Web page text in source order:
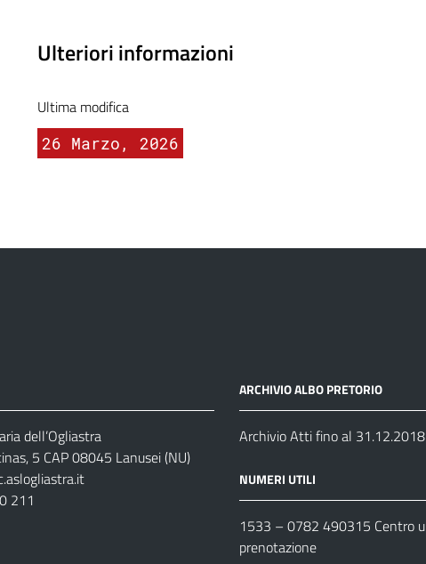
Ulteriori informazioni
Ultima modifica
26 Marzo, 2026
dell’Ogliastra
5 CAP 08045 Lanusei (NU)
211
ARCHIVIO ALBO PRETORIO
Archivio Atti fino al 31.12.2018
NUMERI UTILI
1533 – 0782 490315 Centro
prenotazione